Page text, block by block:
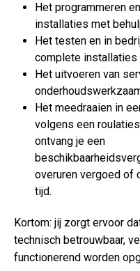
Het programmeren
installaties met
Het testen en in
complete installaties
Het uitvoeren van
Het meedraaien in
volgens een
ontvang je een
overuren vergoed of
tijd.
Kortom: jij zorgt ervoor
technisch betrouwbaar,
functionerend worden